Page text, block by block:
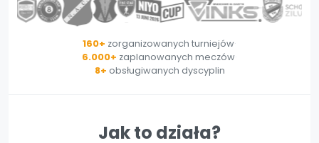
160+ zorganizowanych turniejów·
6.000+ zaplanowanych meczów·
8+ obsługiwanych dyscyplin
Jak to działa?